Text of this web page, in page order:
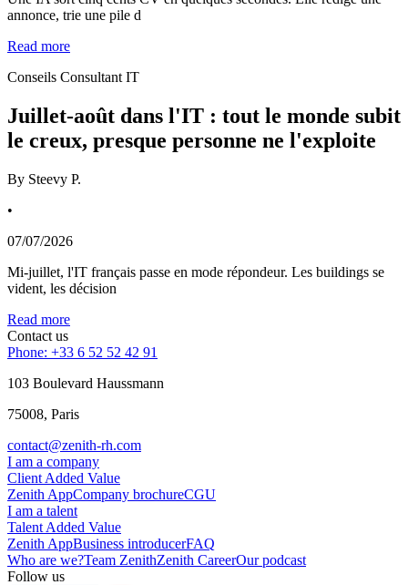
annonce, trie une pile d
Read more
Conseils Consultant IT
Juillet-août dans l'IT : tout le monde subit
le creux, presque personne ne l'exploite
By Steevy P.
•
07/07/2026
Mi-juillet, l'IT français passe en mode répondeur. Les buildings se
vident, les décision
Read more
Contact us
Phone: +33 6 52 52 42 91
103 Boulevard Haussmann
75008, Paris
contact@zenith-rh.com
I am a company
Client Added Value
Zenith AppCompany brochureCGU
I am a talent
Talent Added Value
Zenith AppBusiness introducerFAQ
Who are we?Team ZenithZenith CareerOur podcast
Follow us